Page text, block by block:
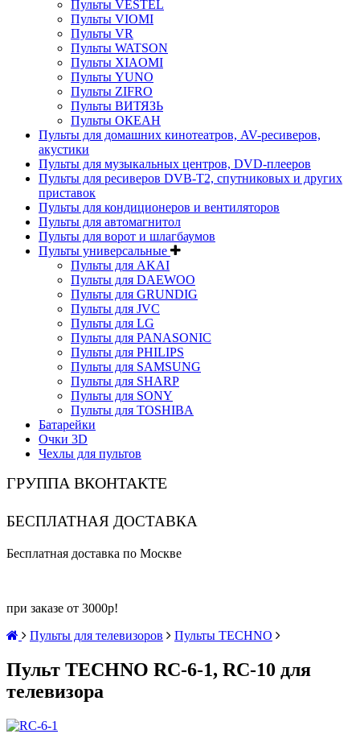
Пульты VESTEL
Пульты VIOMI
Пульты VR
Пульты WATSON
Пульты XIAOMI
Пульты YUNO
Пульты ZIFRO
Пульты ВИТЯЗЬ
Пульты ОКЕАН
Пульты для домашних кинотеатров, AV-ресиверов,
акустики
Пульты для музыкальных центров, DVD-плееров
Пульты для ресиверов DVB-T2, спутниковых и других
приставок
Пульты для кондиционеров и вентиляторов
Пульты для автомагнитол
Пульты для ворот и шлагбаумов
Пульты универсальные
Пульты для AKAI
Пульты для DAEWOO
Пульты для GRUNDIG
Пульты для JVC
Пульты для LG
Пульты для PANASONIC
Пульты для PHILIPS
Пульты для SAMSUNG
Пульты для SHARP
Пульты для SONY
Пульты для TOSHIBA
Батарейки
Очки 3D
Чехлы для пультов
ГРУППА ВКОНТАКТЕ
БЕСПЛАТНАЯ ДОСТАВКА
Бесплатная доставка по Москве
при заказе от 3000р!
Пульты для телевизоров
Пульты TECHNO
Пульт TECHNO RC-6-1, RC-10 для
телевизора